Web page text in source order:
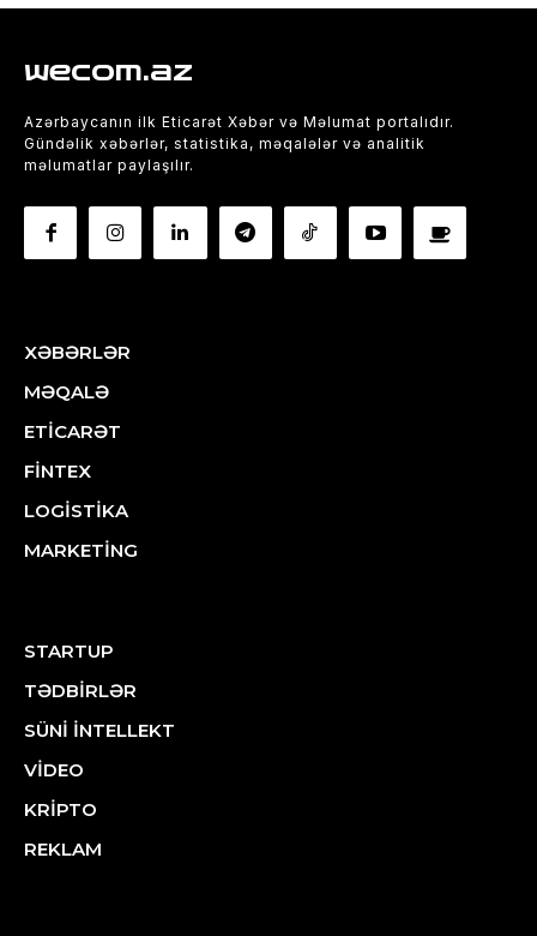
wecom.az
Azərbaycanın ilk Eticarət Xəbər və Məlumat portalıdır.
Gündəlik xəbərlər, statistika, məqalələr və analitik
məlumatlar paylaşılır.
XƏBƏRLƏR
MƏQALƏ
ETİCARƏT
FİNTEX
LOGİSTİKA
MARKETİNG
STARTUP
TƏDBİRLƏR
SÜNİ İNTELLEKT
VİDEO
KRİPTO
REKLAM